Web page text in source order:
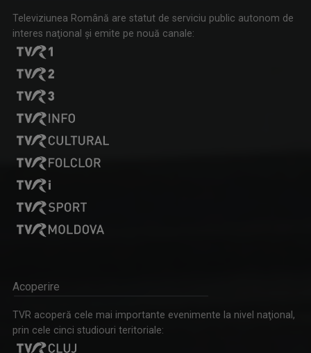
CRONICA UCRAINEANĂ
"Cronica Ucraineană" este o producție a ...
IULIANA MARCIUC
Iuliana Marciuc a apărut pe micile ecrane ...
Andrei Bărbulescu s-a născut în 30 noiembrie ...
Televiziunea Română are statut de serviciu public autonom de
interes naţional şi emite pe nouă canale:
Acoperire
TVR acoperă cele mai importante evenimente la nivel naţional,
prin cele cinci studiouri teritoriale: